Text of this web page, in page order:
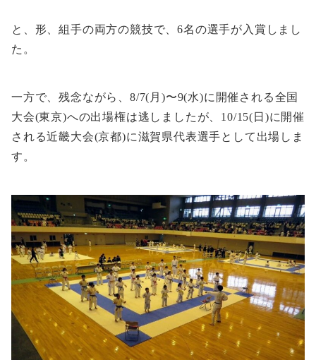
と、形、組手の両方の競技で、6名の選手が入賞しまし
た。
一方で、残念ながら、8/7(月)〜9(水)に開催される全国
大会(東京)への出場権は逃しましたが、10/15(日)に開催
される近畿大会(京都)に滋賀県代表選手として出場しま
す。